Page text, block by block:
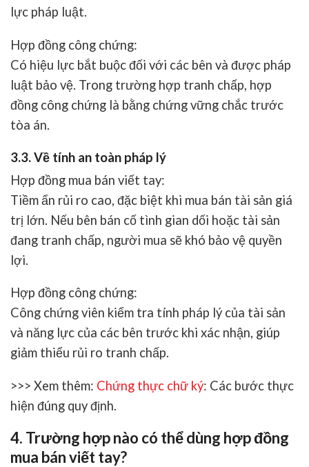
lực pháp luật.
Hợp đồng công chứng:
Có hiệu lực bắt buộc đối với các bên và được pháp
luật bảo vệ. Trong trường hợp tranh chấp, hợp
đồng công chứng là bằng chứng vững chắc trước
tòa án.
3.3. Về tính an toàn pháp lý
Hợp đồng mua bán viết tay:
Tiềm ẩn rủi ro cao, đặc biệt khi mua bán tài sản giá
trị lớn. Nếu bên bán cố tình gian dối hoặc tài sản
đang tranh chấp, người mua sẽ khó bảo vệ quyền
lợi.
Hợp đồng công chứng:
Công chứng viên kiểm tra tính pháp lý của tài sản
và năng lực của các bên trước khi xác nhận, giúp
giảm thiểu rủi ro tranh chấp.
>>> Xem thêm: Chứng thực chữ ký: Các bước thực
hiện đúng quy định.
4. Trường hợp nào có thể dùng hợp đồng
mua bán viết tay?